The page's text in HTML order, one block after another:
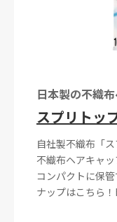
日本製の不織
スプリトッ
自社製不織布「
不織布ヘアキャッ
コンパクトに保
ナップはこちら